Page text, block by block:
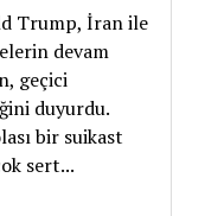
Trump, İran ile
devam
geçici
duyurdu.
bir suikast
sert...